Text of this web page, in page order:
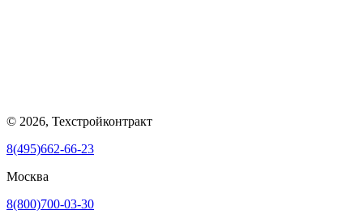
© 2026, Техстройконтракт
8(495)662-66-23
Москва
8(800)700-03-30